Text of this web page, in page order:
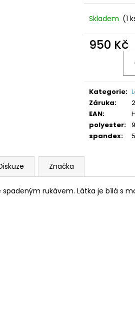
Skladem (1
950 Kč
Kategorie:
Záruka:
EAN:
polyester:
spandex:
Značka
rukávem. Látka je bílá s